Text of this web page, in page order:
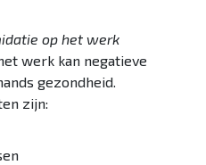
op het werk
werk kan negatieve
gezondheid.
zijn: